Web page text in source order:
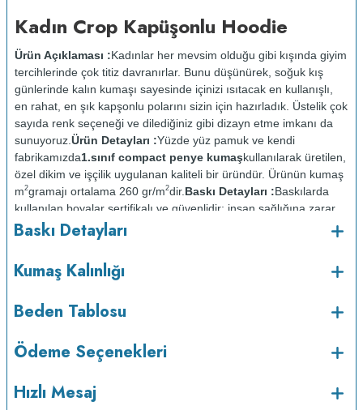
Kadın Crop Kapüşonlu Hoodie
Ürün Açıklaması :Kadınlar her mevsim olduğu gibi kışında giyim
tercihlerinde çok titiz davranırlar. Bunu düşünürek, soğuk kış
günlerinde kalın kumaşı sayesinde içinizi ısıtacak en kullanışlı,
en rahat, en şık kapşonlu polarını sizin için hazırladık. Üstelik çok
sayıda renk seçeneği ve dilediğiniz gibi dizayn etme imkanı da
sunuyoruz. Ürün Detayları :Yüzde yüz pamuk ve kendi
fabrikamızda1.sınıf compact penye kumaşkullanılarak üretilen,
özel dikim ve işçilik uygulanan kaliteli bir üründür. Ürünün kumaş
m2gramajı ortalama 260 gr/m2dir. Baskı Detayları :Baskılarda
kullanılan boyalar sertifikalı ve güvenlidir; insan sağlığına zarar
vermez. Kumaş Kalınlığı :
yıkanır.Kuru temizleme yapılmaz.
Baskı Detayları
Kumaş Kalınlığı
Beden Tablosu
Ödeme Seçenekleri
Hızlı Mesaj